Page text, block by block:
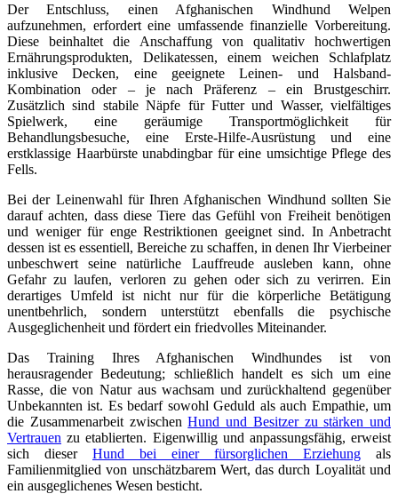
Der Entschluss, einen Afghanischen Windhund Welpen
aufzunehmen, erfordert eine umfassende finanzielle Vorbereitung.
Diese beinhaltet die Anschaffung von qualitativ hochwertigen
Ernährungsprodukten, Delikatessen, einem weichen Schlafplatz
inklusive Decken, eine geeignete Leinen- und Halsband-
Kombination oder – je nach Präferenz – ein Brustgeschirr.
Zusätzlich sind stabile Näpfe für Futter und Wasser, vielfältiges
Spielwerk, eine geräumige Transportmöglichkeit für
Behandlungsbesuche, eine Erste-Hilfe-Ausrüstung und eine
erstklassige Haarbürste unabdingbar für eine umsichtige Pflege des
Fells.
Bei der Leinenwahl für Ihren Afghanischen Windhund sollten Sie
darauf achten, dass diese Tiere das Gefühl von Freiheit benötigen
und weniger für enge Restriktionen geeignet sind. In Anbetracht
dessen ist es essentiell, Bereiche zu schaffen, in denen Ihr Vierbeiner
unbeschwert seine natürliche Lauffreude ausleben kann, ohne
Gefahr zu laufen, verloren zu gehen oder sich zu verirren. Ein
derartiges Umfeld ist nicht nur für die körperliche Betätigung
unentbehrlich, sondern unterstützt ebenfalls die psychische
Ausgeglichenheit und fördert ein friedvolles Miteinander.
Das Training Ihres Afghanischen Windhundes ist von
herausragender Bedeutung; schließlich handelt es sich um eine
Rasse, die von Natur aus wachsam und zurückhaltend gegenüber
Unbekannten ist. Es bedarf sowohl Geduld als auch Empathie, um
die Zusammenarbeit zwischenHund und Besitzer zu stärken und
Vertrauen zu etablierten. Eigenwillig und anpassungsfähig, erweist
sich dieser Hund bei einer fürsorglichen Erziehung als
Familienmitglied von unschätzbarem Wert, das durch Loyalität und
ein ausgeglichenes Wesen besticht.